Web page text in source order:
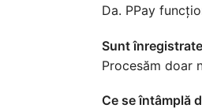
Da. PPay
Sunt
Procesăm doar
Ce se întâmplă